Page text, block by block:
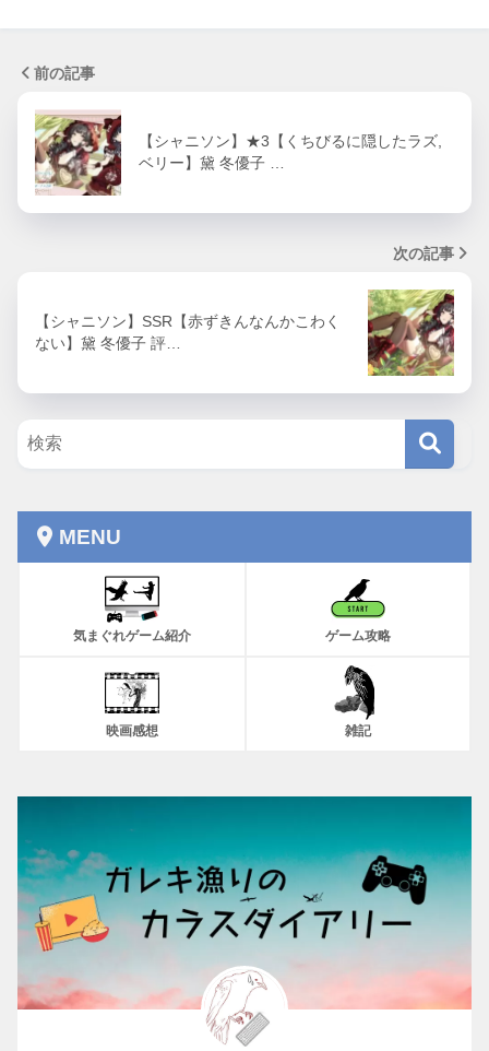
前の記事
【シャニソン】★3【くちびるに隠したラズ,
ベリー】黛 冬優子 …
次の記事
【シャニソン】SSR【赤ずきんなんかこわく
ない】黛 冬優子 評…
MENU
気まぐれゲーム紹介 ゲーム攻略
映画感想 雑記